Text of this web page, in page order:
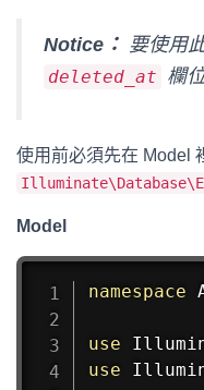
Notice： 要使用
deleted_at 欄
使用前必須先在 Model
Model
namespace
use
use